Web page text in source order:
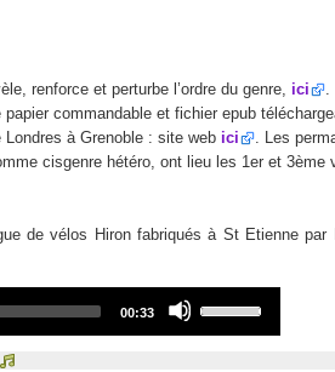
renforce et perturbe l’ordre du genre, ici
.
commandable et fichier epub
à Grenoble : site web ici
. Les
cisgenre hétéro, ont lieu les 1er et 3ème
de vélos Hiron fabriqués à St Etienne par
Total
00:33
Up/Down